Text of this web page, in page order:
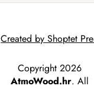
Created by Shoptet
Copyright 2026
AtmoWood.hr. All